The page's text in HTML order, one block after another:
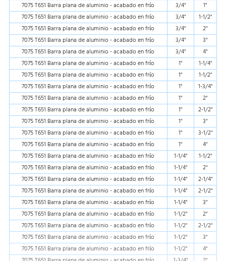
7075 T651 Barra plana de aluminio - acabado en frío
3/4"
1"
7075 T651 Barra plana de aluminio - acabado en frío
3/4"
1-1/2"
7075 T651 Barra plana de aluminio - acabado en frío
3/4"
2"
7075 T651 Barra plana de aluminio - acabado en frío
3/4"
3"
7075 T651 Barra plana de aluminio - acabado en frío
3/4"
4"
7075 T651 Barra plana de aluminio - acabado en frío
1"
1-1/4"
7075 T651 Barra plana de aluminio - acabado en frío
1"
1-1/2"
7075 T651 Barra plana de aluminio - acabado en frío
1"
1-3/4"
7075 T651 Barra plana de aluminio - acabado en frío
1"
2"
7075 T651 Barra plana de aluminio - acabado en frío
1"
2-1/2"
7075 T651 Barra plana de aluminio - acabado en frío
1"
3"
7075 T651 Barra plana de aluminio - acabado en frío
1"
3-1/2"
7075 T651 Barra plana de aluminio - acabado en frío
1"
4"
7075 T651 Barra plana de aluminio - acabado en frío
1-1/4"
1-1/2"
7075 T651 Barra plana de aluminio - acabado en frío
1-1/4"
2"
7075 T651 Barra plana de aluminio - acabado en frío
1-1/4"
2-1/4"
7075 T651 Barra plana de aluminio - acabado en frío
1-1/4"
2-1/2"
7075 T651 Barra plana de aluminio - acabado en frío
1-1/4"
3"
7075 T651 Barra plana de aluminio - acabado en frío
1-1/2"
2"
7075 T651 Barra plana de aluminio - acabado en frío
1-1/2"
2-1/2"
7075 T651 Barra plana de aluminio - acabado en frío
1-1/2"
3"
7075 T651 Barra plana de aluminio - acabado en frío
1-1/2"
4"